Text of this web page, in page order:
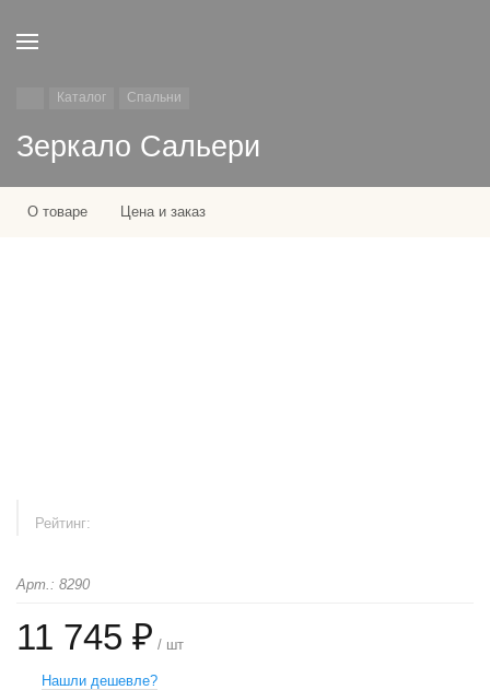
Каталог Спальни
Зеркало Сальери
О товаре Цена и заказ
Рейтинг:
Арт.: 8290
11 745 ₽ / шт
Нашли дешевле?